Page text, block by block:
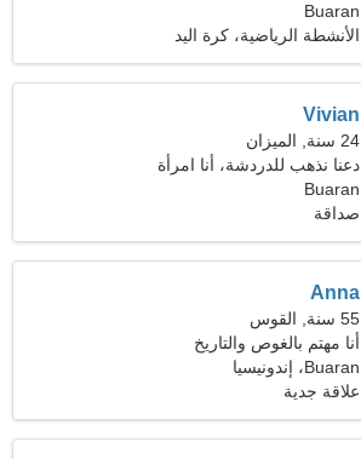
23-30
Buaran
الأنشطة الرياضية، كرة اليد
Vivian
24 سنة, الميزان
دعنا نذهب للدردشة، أنا امرأة
مؤنسة
Buaran
صداقة
Anna
55 سنة, القوس
أنا مهتم بالغوص والتاريخ
Buaran، إندونيسيا
علاقة جدية